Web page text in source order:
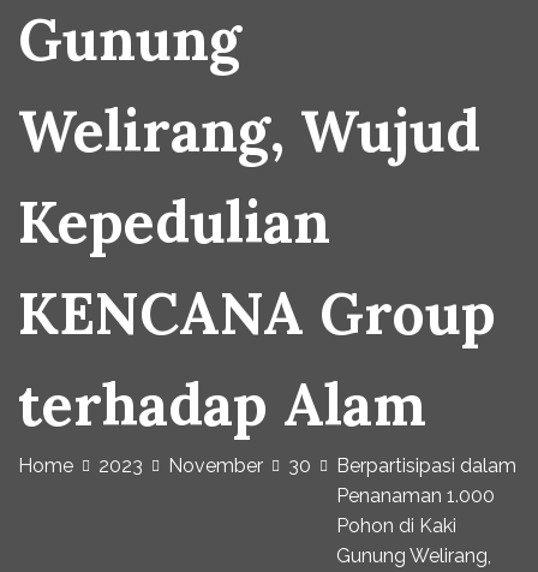
Gunung
Welirang, Wujud
Kepedulian
KENCANA Group
terhadap Alam
Home 2023 November 30
Berpartisipasi dalam
Penanaman 1.000
Pohon di Kaki
Gunung Welirang,